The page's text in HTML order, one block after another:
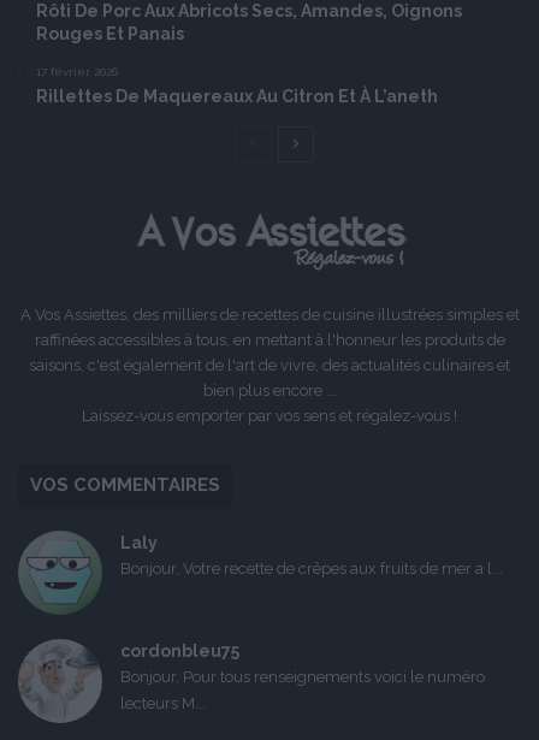
Rôti De Porc Aux Abricots Secs, Amandes, Oignons
Rouges Et Panais
17 février 2026
Rillettes De Maquereaux Au Citron Et À L’aneth
Page
A Vos Assiettes, des milliers de recettes de cuisine illustrées simples et
raffinées accessibles à tous, en mettant à l'honneur les produits de
saisons, c'est également de l'art de vivre, des actualités culinaires et
bien plus encore ...
Laissez-vous emporter par vos sens et régalez-vous !
VOS COMMENTAIRES
Laly
Bonjour, Votre recette de crêpes aux fruits de mer a l...
cordonbleu75
Bonjour, Pour tous renseignements voici le numéro
lecteurs M...